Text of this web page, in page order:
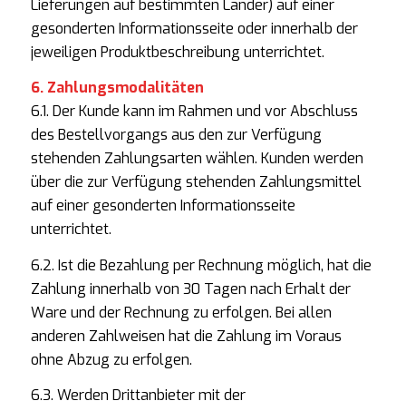
Lieferungen auf bestimmten Länder) auf einer
gesonderten Informationsseite oder innerhalb der
jeweiligen Produktbeschreibung unterrichtet.
6. Zahlungsmodalitäten
6.1. Der Kunde kann im Rahmen und vor Abschluss
des Bestellvorgangs aus den zur Verfügung
stehenden Zahlungsarten wählen. Kunden werden
über die zur Verfügung stehenden Zahlungsmittel
auf einer gesonderten Informationsseite
unterrichtet.
6.2. Ist die Bezahlung per Rechnung möglich, hat die
Zahlung innerhalb von 30 Tagen nach Erhalt der
Ware und der Rechnung zu erfolgen. Bei allen
anderen Zahlweisen hat die Zahlung im Voraus
ohne Abzug zu erfolgen.
6.3. Werden Drittanbieter mit der